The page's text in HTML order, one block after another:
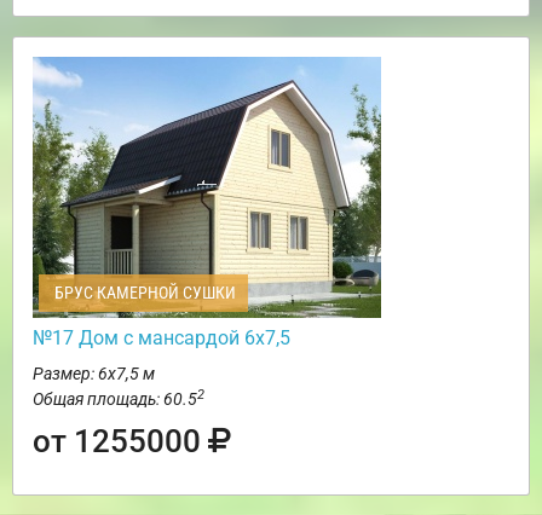
БРУС КАМЕРНОЙ СУШКИ
№17 Дом с мансардой 6х7,5
Размер: 6х7,5 м
Общая площадь: 60.52
от 1255000